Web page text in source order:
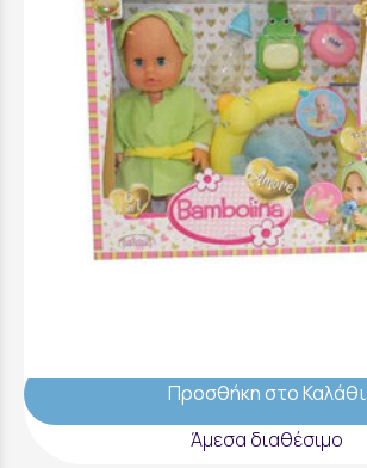
Προσθήκη στο Καλάθι
Άμεσα διαθέσιμο